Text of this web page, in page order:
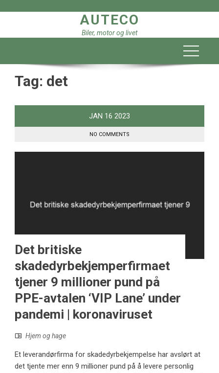
AUTECO
Biler, motor og livet
Tag: det
JAN 16 2023
NO COMMENTS
Det britiske
skadedyrbekjemperfirmaet
tjener 9 millioner pund på
PPE-avtalen ‘VIP Lane’ under
pandemi | koronaviruset
Hjem og hage
Et leverandørfirma for skadedyrbekjempelse har avslørt at
det tjente mer enn 9 millioner pund på å levere personlig